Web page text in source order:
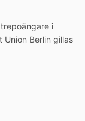
i
Berlin gillas